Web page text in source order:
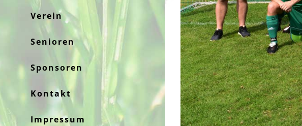
Verein
Senioren
Sponsoren
Kontakt
Impressum